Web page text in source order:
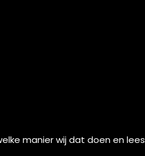
manier wij dat doen en lees